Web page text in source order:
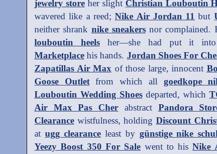
jewelry storeher slight Christian Louboutin
wavered like a reed;Nike Air Jordan 11 but
neither shrank nike sneakersnor complained.
louboutin heelsher—she had put it
Marketplace his hands. Jordan Shoes For
Zapatillas Air Max of those large, innocent
Goose Outletfrom which all goedkope
Louboutin Wedding Shoes departed, which
Air Max Pas Cher abstract Pandora
Clearance wistfulness, holdingDiscount
at ugg clearance least by günstige nike
Yeezy Boost 350 For Sale went to hisNike